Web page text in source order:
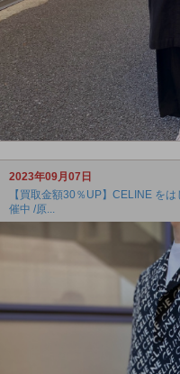
2023年09月07日
【買取金額30％UP】CELINE を
催中 /原...